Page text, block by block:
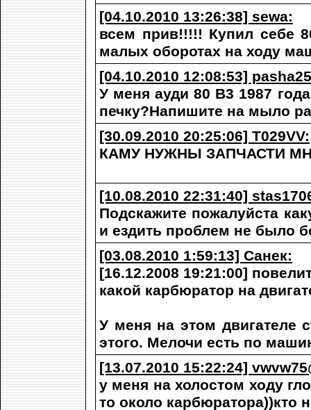
[04.10.2010 13:26:38] sewa:
всем прив!!!!! Купил себе
малых оборотах на ходу
[04.10.2010 12:08:53]
У меня ауди 80 В3 1987
печку?Напишите на мыло
[30.09.2010 20:25:06] T029VV:
КАМУ НУЖНЫ ЗАПЧАСТИ
[10.08.2010 22:31:40]
Подскажите пожалуйста
и ездить проблем не было
[03.08.2010 1:59:13] Санек:
[16.12.2008 19:21:00]
какой карбюратор на
У меня на этом двигателе
этого. Мелочи есть по
[13.07.2010 15:22:24]
у меня на холостом ходу
то около карбюратора))кто